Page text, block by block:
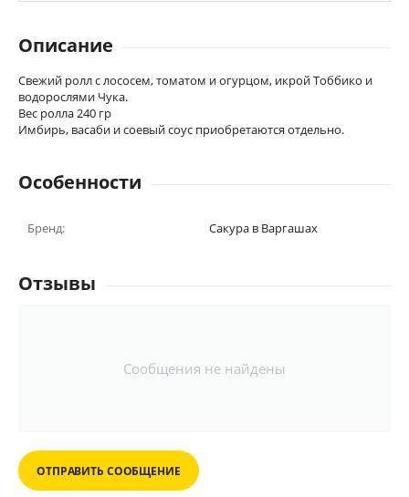
Описание
Свежий ролл с лососем, томатом и огурцом, икрой Тоббико и
водорослями Чука.
Вес ролла 240 гр
Имбирь, васаби и соевый соус приобретаются отдельно.
Особенности
Бренд: Сакура в Варгашах
Отзывы
Сообщения не найдены
ОТПРАВИТЬ СООБЩЕНИЕ